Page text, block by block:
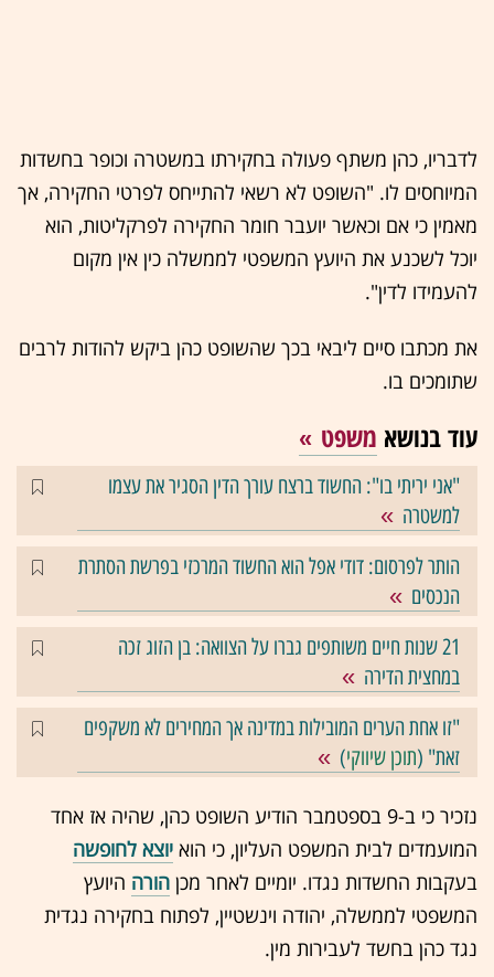
לדבריו, כהן משתף פעולה בחקירתו במשטרה וכופר בחשדות
המיוחסים לו. "השופט לא רשאי להתייחס לפרטי החקירה, אך
מאמין כי אם וכאשר יועבר חומר החקירה לפרקליטות, הוא
יוכל לשכנע את היועץ המשפטי לממשלה כין אין מקום
להעמידו לדין".
את מכתבו סיים ליבאי בכך שהשופט כהן ביקש להודות לרבים
שתומכים בו.
עוד בנושא משפט
"אני יריתי בו": החשוד ברצח עורך הדין הסגיר את עצמו
למשטרה
הותר לפרסום: דודי אפל הוא החשוד המרכזי בפרשת הסתרת
הנכסים
21 שנות חיים משותפים גברו על הצוואה: בן הזוג זכה
במחצית הדירה
"זו אחת הערים המובילות במדינה אך המחירים לא משקפים
זאת" (תוכן שיווקי)
נזכיר כי ב-9 בספטמבר הודיע השופט כהן, שהיה אז אחד
המועמדים לבית המשפט העליון, כי הוא יוצא לחופשה
בעקבות החשדות נגדו. יומיים לאחר מכן הורה היועץ
המשפטי לממשלה, יהודה וינשטיין, לפתוח בחקירה נגדית
נגד כהן בחשד לעבירות מין.